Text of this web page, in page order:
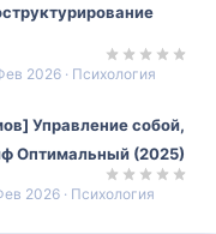
Психология
2026
Управление собой,
Оптимальный (2025)
Психология
2026